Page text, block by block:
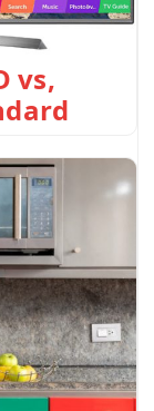
vs,